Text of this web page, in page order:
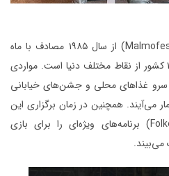
این جشنواره بین‌المللی (Malmofestivalen) از سال ۱۹۸۵ مصادف با ماه
آگوست هرساله میزبان بیش از ۱۷۰ کشور از نقاط مختلف دنیا است. مواردی
سرو غذاهای محلی و جشن‌های خیابانی
می‌آیند. همچنین در زمان برگزاری این
جشنواره پارک معروف فولکن(Folken) برنامه‌های ویژه‌ای را برای بازی
می‌بیند.